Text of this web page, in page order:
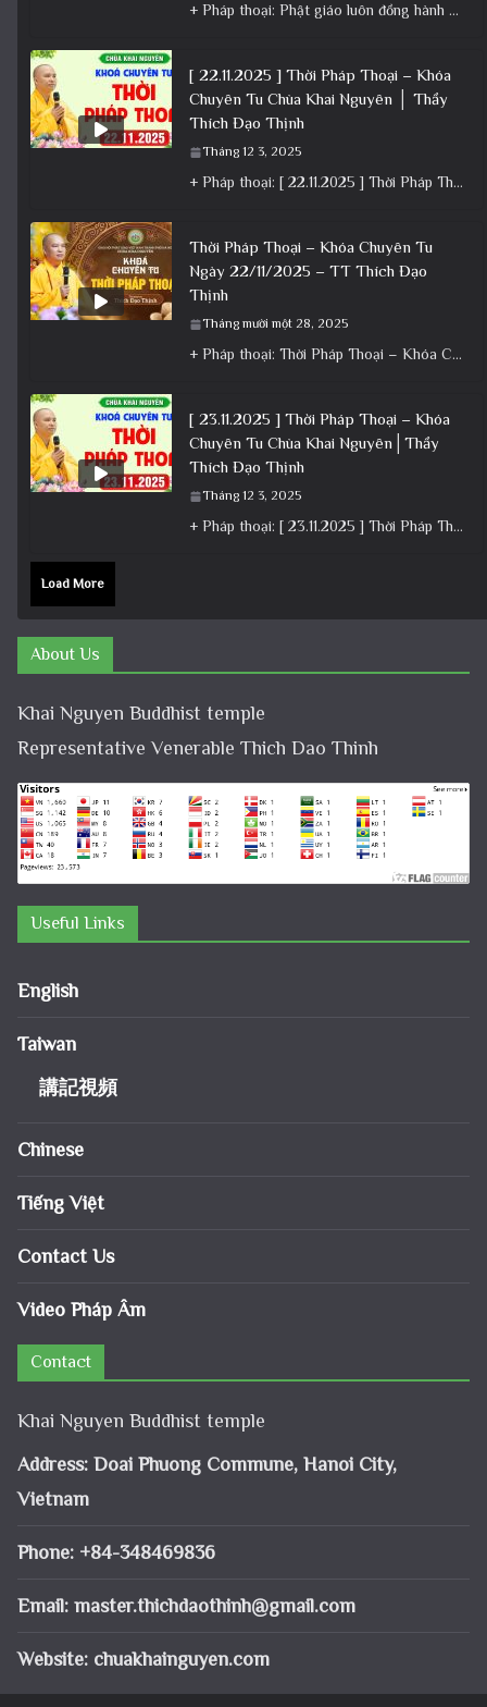
+ Pháp thoại: Phật giáo luôn đồng hành cùng Dân tộc – Bài giảng ý nghĩa nhân dịp 30/4 ngày
[ 22.11.2025 ] Thời Pháp Thoại – Khóa
Chuyên Tu Chùa Khai Nguyên │ Thầy
Thích Đạo Thịnh
Tháng 12 3, 2025
+ Pháp thoại: [ 22.11.2025 ] Thời Pháp Thoại – Khóa Chuyên Tu Chùa Khai Nguyên │ Thầy Thích Đạo
Thời Pháp Thoại – Khóa Chuyên Tu
Ngày 22/11/2025 – TT Thích Đạo
Thịnh
Tháng mười một 28, 2025
+ Pháp thoại: Thời Pháp Thoại – Khóa Chuyên Tu Ngày 22/11/2025 – TT Thích Đạo Thịnh + Album: Pháp
[ 23.11.2025 ] Thời Pháp Thoại – Khóa
Chuyên Tu Chùa Khai Nguyên│Thầy
Thích Đạo Thịnh
Tháng 12 3, 2025
+ Pháp thoại: [ 23.11.2025 ] Thời Pháp Thoại – Khóa Chuyên Tu Chùa Khai Nguyên│Thầy Thích Đạo Thịnh +
Load More
About Us
Khai Nguyen Buddhist temple
Representative Venerable Thich Dao Thinh
Useful Links
English
Taiwan
講記視頻
Chinese
Tiếng Việt
Contact Us
Video Pháp Âm
Contact
Khai Nguyen Buddhist temple
Address: Doai Phuong Commune, Hanoi City,
Vietnam
Phone: +84-348469836
Email: master.thichdaothinh@gmail.com
Website: chuakhainguyen.com